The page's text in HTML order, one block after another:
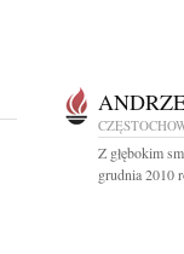
Z głębokim
grudnia 2010